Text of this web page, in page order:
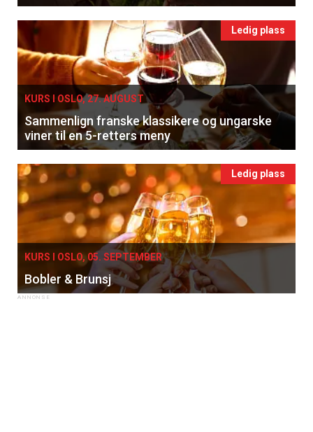
Ledig plass
KURS I OSLO, 27. AUGUST
Sammenlign franske klassikere og ungarske
viner til en 5-retters meny
Ledig plass
KURS I OSLO, 05. SEPTEMBER
Bobler & Brunsj